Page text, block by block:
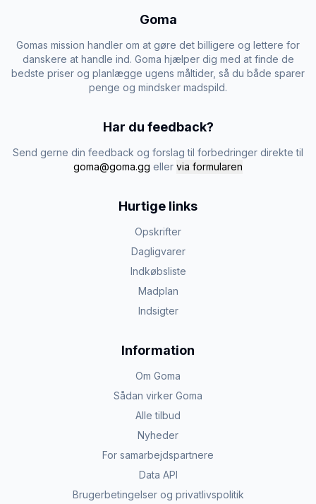
Goma
Gomas mission handler om at gøre det billigere og lettere for
danskere at handle ind. Goma hjælper dig med at finde de
bedste priser og planlægge ugens måltider, så du både sparer
penge og mindsker madspild.
Har du feedback?
Send gerne din feedback og forslag til forbedringer direkte til
goma@goma.gg eller via formularen
Hurtige links
Opskrifter
Dagligvarer
Indkøbsliste
Madplan
Indsigter
Information
Om Goma
Sådan virker Goma
Alle tilbud
Nyheder
For samarbejdspartnere
Data API
Brugerbetingelser og privatlivspolitik